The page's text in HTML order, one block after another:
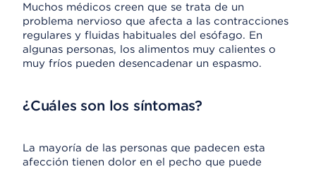
Muchos médicos creen que se trata de un
problema nervioso que afecta a las contracciones
regulares y fluidas habituales del esófago. En
algunas personas, los alimentos muy calientes o
muy fríos pueden desencadenar un espasmo.
¿Cuáles son los síntomas?
La mayoría de las personas que padecen esta
afección tienen dolor en el pecho que puede